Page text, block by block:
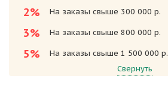
2%
На заказы свыше 300 000 р.
3% На заказы свыше 800 000 р.
5%
На заказы свыше 1 500 000 р.
Свернуть